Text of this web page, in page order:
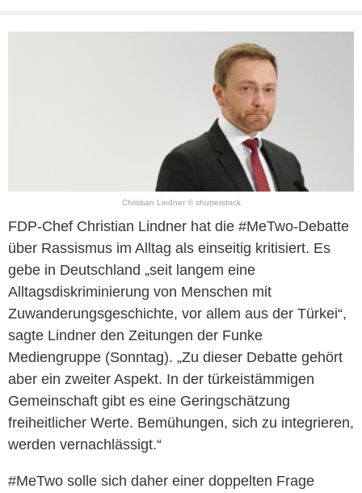
Christian Lindner © shutterstock
FDP-Chef Christian Lindner hat die #MeTwo-Debatte
über Rassismus im Alltag als einseitig kritisiert. Es
gebe in Deutschland „seit langem eine
Alltagsdiskriminierung von Menschen mit
Zuwanderungsgeschichte, vor allem aus der Türkei“,
sagte Lindner den Zeitungen der Funke
Mediengruppe (Sonntag). „Zu dieser Debatte gehört
aber ein zweiter Aspekt. In der türkeistämmigen
Gemeinschaft gibt es eine Geringschätzung
freiheitlicher Werte. Bemühungen, sich zu integrieren,
werden vernachlässigt.“
#MeTwo solle sich daher einer doppelten Frage